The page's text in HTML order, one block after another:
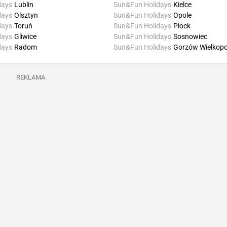
Lublin Sun&Fun Holidays Kielce
Olsztyn
Toruń
Gliwice
Radom
Sun&Fun Holidays Opole
Sun&Fun Holidays Płock
Sun&Fun Holidays Sosnowiec
Sun&Fun Holidays Gorzów
REKLAMA